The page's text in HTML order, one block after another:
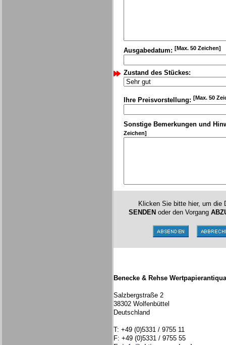
Ausgabedatum: [Max. 50 Zeichen]
Zustand des Stückes:
Ihre Preisvorstellung: [Max. 50
Sonstige Bemerkungen und
Zeichen]
Klicken Sie bitte hier, um die
SENDEN oder den Vorgang
Benecke & Rehse
Salzbergstraße 2
38302 Wolfenbüttel
Deutschland
T: +49 (0)5331 / 9755 11
F: +49 (0)5331 / 9755 55